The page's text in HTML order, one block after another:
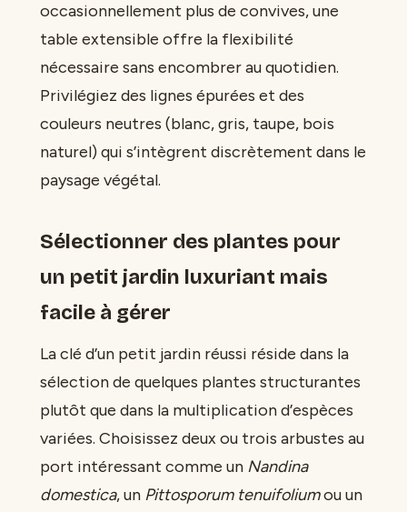
occasionnellement plus de convives, une
table extensible offre la flexibilité
nécessaire sans encombrer au quotidien.
Privilégiez des lignes épurées et des
couleurs neutres (blanc, gris, taupe, bois
naturel) qui s’intègrent discrètement dans le
paysage végétal.
Sélectionner des plantes pour
un petit jardin luxuriant mais
facile à gérer
La clé d’un petit jardin réussi réside dans la
sélection de quelques plantes structurantes
plutôt que dans la multiplication d’espèces
variées. Choisissez deux ou trois arbustes au
port intéressant comme un Nandina
domestica, un Pittosporum tenuifoliumou un